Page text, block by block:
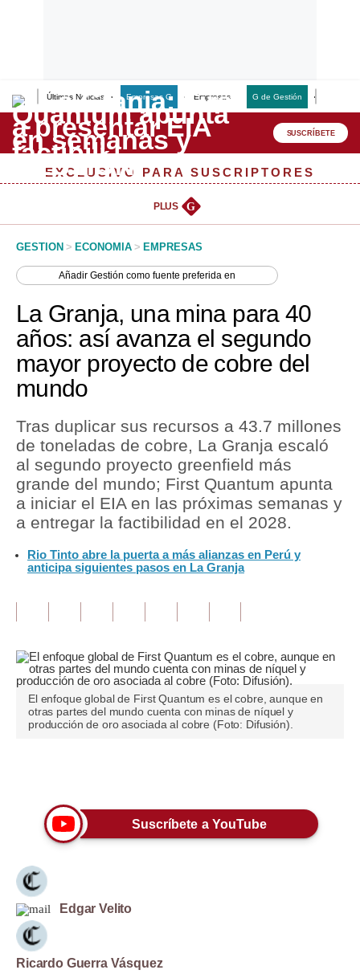
Últimas Noticias Empresas G Empresas G de Gestión
Lo último
Peru Quiosco
Management & Empleo
Perú
Política
Tu Dinero
Finanzas Personales
Inmobiliarias
Plus G
Opinión
Editorial
Lujo
Viajes
EEUU
México
España
Tecnología
SUSCRÍBETE
EXCLUSIVO PARA SUSCRIPTORES
PLUS G
GESTION > ECONOMIA > EMPRESAS
AñadirGestión como fuente preferida en
La Granja, una mina para 40
años: así avanza el segundo
mayor proyecto de cobre del
mundo
Tras duplicar sus recursos a 43.7 millones
de toneladas de cobre, La Granja escaló
al segundo proyecto greenfield más
grande del mundo; First Quantum apunta
a iniciar el EIA en las próximas semanas y
a entregar la factibilidad en el 2028.
Rio Tinto abre la puerta a más alianzas en Perú y
anticipa siguientes pasos en La Granja
El enfoque global de First Quantum es el cobre, aunque en
otras partes del mundo cuenta con minas de níquel y
producción de oro asociada al cobre (Foto: Difusión).
Suscríbete a YouTube
Edgar Velito
Ricardo Guerra Vásquez